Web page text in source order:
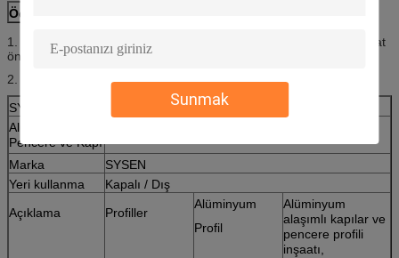
Sunmak
Ödeme şartları
1. Ödeme işlemi: sipariş onayladıktan sonra% 30 mevduat, teslimat
öncesi% 70 denge.
2. Ödeme yöntemi: LC, TT ve Western Union.
SYSEN pencere ve kapı tanıtımları
Alüminyum
Pencere ve Kapı
Marka
SYSEN
Yeri kullanma
Kapalı / Dış
Açıklama
Profiller
Alüminyum
Profil
Alüminyum
alaşımlı kapılar ve
pencere profili
inşaatı,